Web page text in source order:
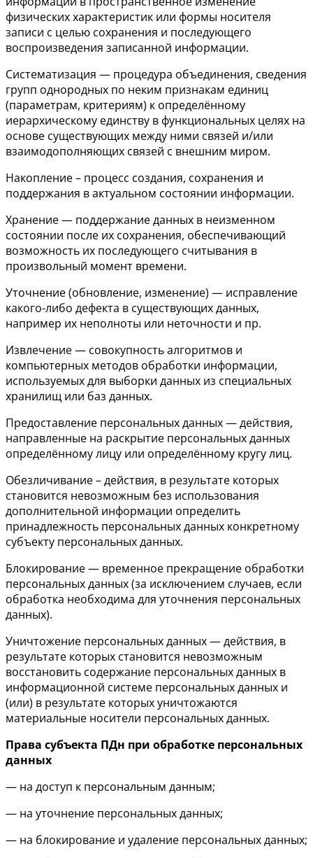
физических характеристик или формы носителя
записи с целью сохранения и последующего
воспроизведения записанной информации.
Систематизация — процедура объединения, сведения
групп однородных по неким признакам единиц
(параметрам, критериям) к определённому
иерархическому единству в функциональных целях на
основе существующих между ними связей и/или
взаимодополняющих связей с внешним миром.
Накопление – процесс создания, сохранения и
поддержания в актуальном состоянии информации.
Хранение — поддержание данных в неизменном
состоянии после их сохранения, обеспечивающий
возможность их последующего считывания в
произвольный момент времени.
Уточнение (обновление, изменение) — исправление
какого-либо дефекта в существующих данных,
например их неполноты или неточности и пр.
Извлечение — совокупность алгоритмов и
компьютерных методов обработки информации,
используемых для выборки данных из специальных
хранилищ или баз данных.
Предоставление персональных данных — действия,
направленные на раскрытие персональных данных
определённому лицу или определённому кругу лиц.
Обезличивание – действия, в результате которых
становится невозможным без использования
дополнительной информации определить
принадлежность персональных данных конкретному
субъекту персональных данных.
Блокирование — временное прекращение обработки
персональных данных (за исключением случаев, если
обработка необходима для уточнения персональных
данных).
Уничтожение персональных данных — действия, в
результате которых становится невозможным
восстановить содержание персональных данных в
информационной системе персональных данных и
(или) в результате которых уничтожаются
материальные носители персональных данных.
Права субъекта ПДн при обработке персональных
данных
— на доступ к персональным данным;
— на уточнение персональных данных;
— на блокирование и удаление персональных данных;